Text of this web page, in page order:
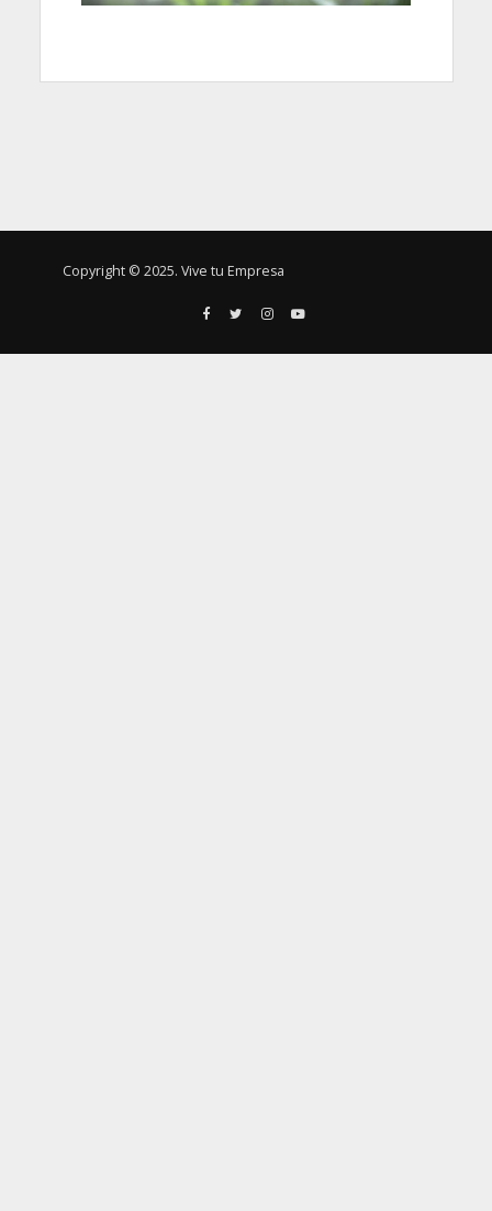
Copyright © 2025. Vive tu Empresa